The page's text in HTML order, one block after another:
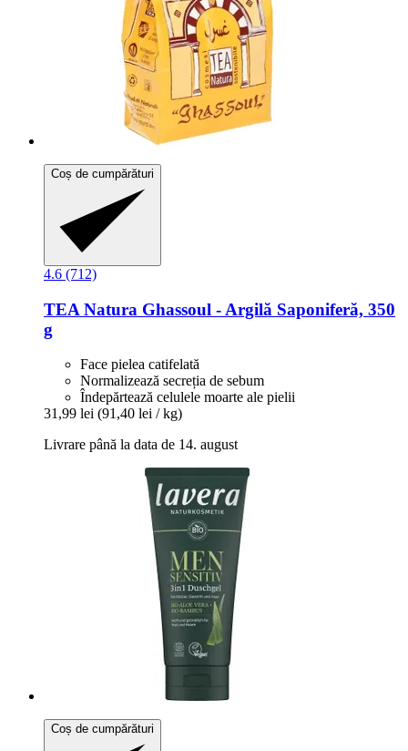
Coș de cumpărături
4.6 (712)
TEA Natura Ghassoul -​ Argilă Saponiferă, 350
g
Face pielea catifelată
Normalizează secreția de sebum
Îndepărtează celulele moarte ale pielii
31,99 lei (91,40 lei / kg)
Livrare până la data de 14. august
Coș de cumpărături